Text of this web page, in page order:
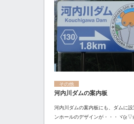
その他
河内川ダムの案内板
河内川ダムの案内板にも、ダムに
ンホールのデザインが・・・ヾ